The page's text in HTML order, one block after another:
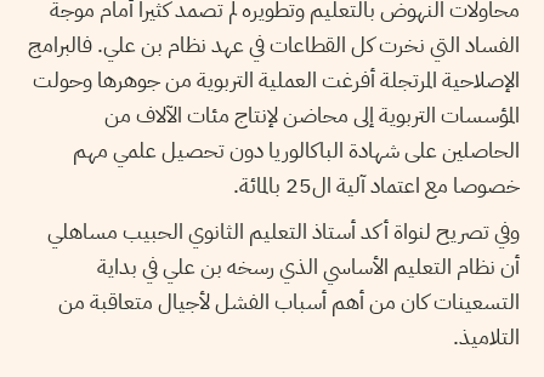
محاولات النهوض بالتعليم وتطويره لم تصمد كثيرا أمام موجة
الفساد التي نخرت كل القطاعات في عهد نظام بن علي. فالبرامج
الإصلاحية المرتجلة أفرغت العملية التربوية من جوهرها وحولت
المؤسسات التربوية إلى محاضن لإنتاج مئات الآلاف من
الحاصلين على شهادة الباكالوريا دون تحصيل علمي مهم
خصوصا مع اعتماد آلية ال25 بالمائة.
وفي تصريح لنواة أكد أستاذ التعليم الثانوي الحبيب مساهلي
أن نظام التعليم الأساسي الذي رسخه بن علي في بداية
التسعينات كان من أهم أسباب الفشل لأجيال متعاقبة من
التلاميذ.